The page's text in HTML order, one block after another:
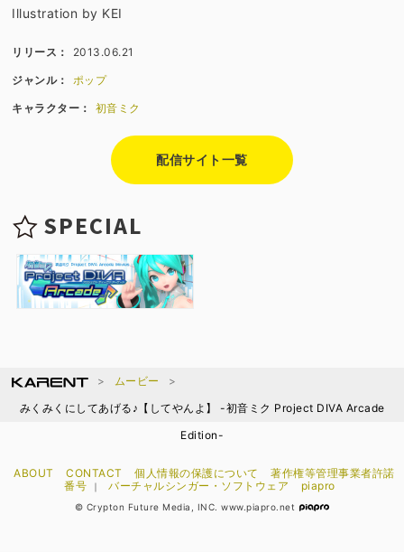
Illustration by KEI
リリース： 2013.06.21
ジャンル： ポップ
キャラクター： 初音ミク
配信サイト一覧
SPECIAL
ムービー
みくみくにしてあげる♪【してやんよ】 -初音ミク Project DIVA Arcade
Edition-
ABOUT CONTACT 個人情報の保護について
著作権等管理事業者許諾
番号
｜ バーチャルシンガー・ソフトウェア piapro
© Crypton Future Media, INC. www.piapro.net